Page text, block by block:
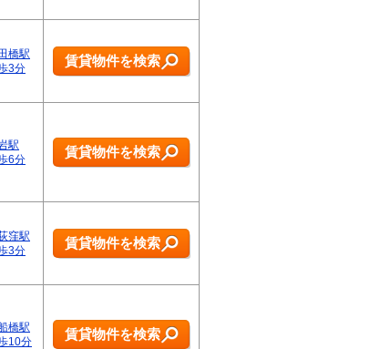
橋駅
3分
賃貸物件を検索
駅
6分
賃貸物件を検索
窪駅
3分
賃貸物件を検索
橋駅
10分
賃貸物件を検索